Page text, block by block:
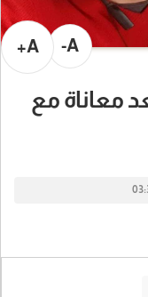
A-
A+
معاناة مع